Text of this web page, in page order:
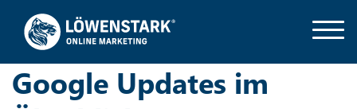
Google Updates im